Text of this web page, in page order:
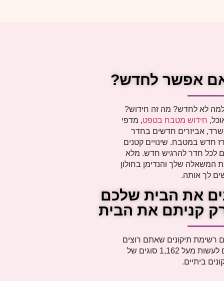
אפשר לחדש?
למה לא לחדש? מה זה חידוש?
חידוש מטבח בטפט, מדפי
אביזרים חדשים בחדר
חדש במטבח. שינויים קטנים
לכל חדר להרגיש חדש. מלא
המשאלה שלך והנדימן בחולון
לך אותה.
את הבית שלכם
קניתם את הבית
רשימת תיקונים שאתם רוצים
לעשות. אנחנו יכולים לעשות מעל 1,162 סוגים של
ביתיים.